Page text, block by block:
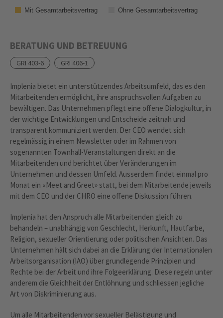
Mit Gesamtarbeitsvertrag Ohne Gesamtarbeitsvertrag
BERATUNG UND BETREUUNG
GRI 403-6 GRI 406-1
Implenia bietet ein unterstützendes Arbeitsumfeld, das es den
Mitarbeitenden ermöglicht, ihre anspruchsvollen Aufgaben zu
bewältigen. Das Unternehmen pflegt eine offene Dialogkultur, in
der wichtige Entwicklungen und Entscheide zeitnah und
transparent kommuniziert werden. Der CEO wendet sich
regelmässig in einem Newsletter oder im Rahmen von
sogenannten Townhall-Veranstaltungen direkt an die
Mitarbeitenden und berichtet über Veränderungen im
Unternehmen und dessen Umfeld. Ausserdem findet einmal pro
Monat ein «Meet and Greet» statt, bei dem Mitarbeitende jeweils
mit dem CEO und der CHRO eine offene Diskussion führen.
Implenia hat den Anspruch alle Mitarbeitenden gleich zu
behandeln – unabhängig von Geschlecht, Herkunft, Hautfarbe,
Religion, sexueller Orientierung oder politischen Ansichten. Das
Unternehmen hält sich dabei an die Erklärung der Internationalen
Arbeitsorganisation (IAO) über grundlegende Prinzipien und
Rechte bei der Arbeit und ihre Folgeerklärung. Diese regeln unter
anderem die Gleichheit der Entlöhnung und schliessen jegliche
Art von Diskriminierung aus.
Um alle Mitarbeitenden vor sexueller Belästigung und